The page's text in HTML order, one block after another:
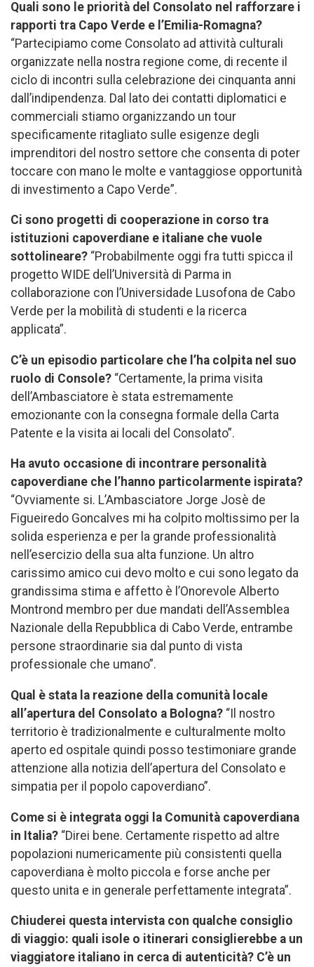
Quali sono le priorità del Consolato nel rafforzare i
rapporti tra Capo Verde e l’Emilia-Romagna?
“Partecipiamo come Consolato ad attività culturali
organizzate nella nostra regione come, di recente il
ciclo di incontri sulla celebrazione dei cinquanta anni
dall’indipendenza. Dal lato dei contatti diplomatici e
commerciali stiamo organizzando un tour
specificamente ritagliato sulle esigenze degli
imprenditori del nostro settore che consenta di poter
toccare con mano le molte e vantaggiose opportunità
di investimento a Capo Verde”.
Ci sono progetti di cooperazione in corso tra
istituzioni capoverdiane e italiane che vuole
sottolineare? “Probabilmente oggi fra tutti spicca il
progetto WIDE dell’Università di Parma in
collaborazione con l’Universidade Lusofona de Cabo
Verde per la mobilità di studenti e la ricerca
applicata”.
C’è un episodio particolare che l’ha colpita nel suo
ruolo di Console? “Certamente, la prima visita
dell’Ambasciatore è stata estremamente
emozionante con la consegna formale della Carta
Patente e la visita ai locali del Consolato”.
Ha avuto occasione di incontrare personalità
capoverdiane che l’hanno particolarmente ispirata?
“Ovviamente si. L’Ambasciatore Jorge Josè de
Figueiredo Goncalves mi ha colpito moltissimo per la
solida esperienza e per la grande professionalità
nell’esercizio della sua alta funzione. Un altro
carissimo amico cui devo molto e cui sono legato da
grandissima stima e affetto è l’Onorevole Alberto
Montrond membro per due mandati dell’Assemblea
Nazionale della Repubblica di Cabo Verde, entrambe
persone straordinarie sia dal punto di vista
professionale che umano”.
Qual è stata la reazione della comunità locale
all’apertura del Consolato a Bologna? “Il nostro
territorio è tradizionalmente e culturalmente molto
aperto ed ospitale quindi posso testimoniare grande
attenzione alla notizia dell’apertura del Consolato e
simpatia per il popolo capoverdiano”.
Come si è integrata oggi la Comunità capoverdiana
in Italia? “Direi bene. Certamente rispetto ad altre
popolazioni numericamente più consistenti quella
capoverdiana è molto piccola e forse anche per
questo unita e in generale perfettamente integrata”.
Chiuderei questa intervista con qualche consiglio
di viaggio: quali isole o itinerari consiglierebbe a un
viaggiatore italiano in cerca di autenticità? C’è un